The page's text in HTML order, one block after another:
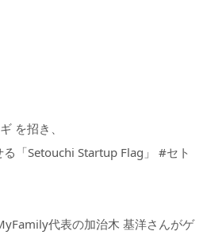
を招き、
「Setouchi Startup Flag」 #セト
代表の加治木 基洋さんがゲ